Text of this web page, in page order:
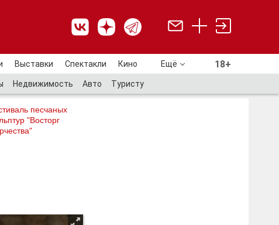
Выставки Спектакли Кино Ещё 18+
Недвижимость Авто Туристу
песчаных
"Восторг